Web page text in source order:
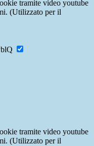
tramite video youtube
(Utilizzato per il
tramite video youtube
(Utilizzato per il